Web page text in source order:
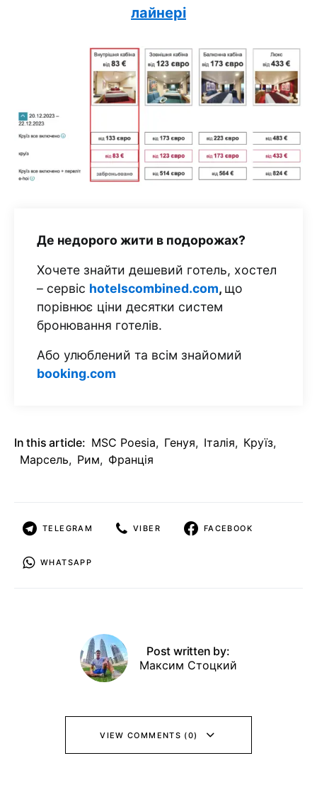
лайнері
Де недорого жити в подорожах?
Хочете знайти дешевий готель, хостел
– сервіс hotelscombined.com, що
порівнює ціни десятки систем
бронювання готелів.
Або улюблений та всім знайомий
booking.com
In this article: MSC Poesia, Генуя, Італія, Круїз,
Марсель, Рим, Франція
TELEGRAM VIBER FACEBOOK
WHATSAPP
Post written by:
Максим Стоцкий
VIEW COMMENTS (0)